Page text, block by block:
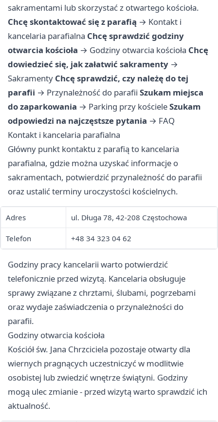
sakramentami lub skorzystać z otwartego kościoła.
Chcę skontaktować się z parafią → Kontakt i
kancelaria parafialna Chcę sprawdzić godziny
otwarcia kościoła → Godziny otwarcia kościoła Chcę
dowiedzieć się, jak załatwić sakramenty →
Sakramenty Chcę sprawdzić, czy należę do tej
parafii → Przynależność do parafii Szukam miejsca
do zaparkowania → Parking przy kościeleSzukam
odpowiedzi na najczęstsze pytania → FAQ
Kontakt i kancelaria parafialna
Główny punkt kontaktu z parafią to kancelaria
parafialna, gdzie można uzyskać informacje o
sakramentach, potwierdzić przynależność do parafii
oraz ustalić terminy uroczystości kościelnych.
Adres ul. Długa 78, 42-208 Częstochowa
Telefon +48 34 323 04 62
Godziny pracy kancelarii warto potwierdzić
telefonicznie przed wizytą. Kancelaria obsługuje
sprawy związane z chrztami, ślubami, pogrzebami
oraz wydaje zaświadczenia o przynależności do
parafii.
Godziny otwarcia kościoła
Kościół św. Jana Chrzciciela pozostaje otwarty dla
wiernych pragnących uczestniczyć w modlitwie
osobistej lub zwiedzić wnętrze świątyni. Godziny
mogą ulec zmianie - przed wizytą warto sprawdzić ich
aktualność.